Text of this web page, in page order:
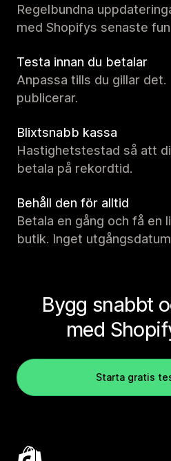
Regelbundna
med Shopifys senaste
Testa innan du betalar
Anpassa tills du gillar
publicerar.
Blixtsnabb kassa
Hastighetstestad så att
betala på rekordtid.
Behåll den för alltid
Betala en gång och få en
butik. Inget
Bygg snabbt
med
Starta gratis